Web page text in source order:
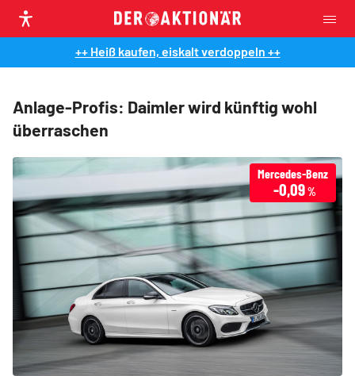
++ Heiß kaufen, eiskalt verdoppeln ++
Anlage-Profis: Daimler wird künftig wohl
überraschen
Mercedes-Benz
-0,09 %